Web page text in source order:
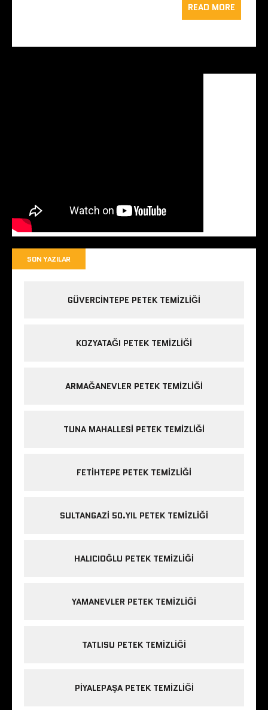
READ MORE
SON YAZILAR
GÜVERCINTEPE PETEK TEMIZLIĞI
KOZYATAĞI PETEK TEMIZLIĞI
ARMAĞANEVLER PETEK TEMIZLIĞI
TUNA MAHALLESI PETEK TEMIZLIĞI
FETIHTEPE PETEK TEMIZLIĞI
SULTANGAZI 50.YIL PETEK TEMIZLIĞI
HALICIOĞLU PETEK TEMIZLIĞI
YAMANEVLER PETEK TEMIZLIĞI
TATLISU PETEK TEMIZLIĞI
PIYALEPAŞA PETEK TEMIZLIĞI